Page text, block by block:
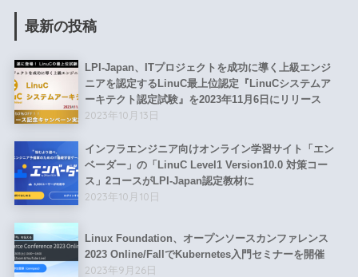
最新の投稿
LPI-Japan、ITプロジェクトを成功に導く上級エンジ
ニアを認定するLinuC最上位認定『LinuCシステムア
ーキテクト認定試験』を2023年11月6日にリリース
2023年10月13日
インフラエンジニア向けオンライン学習サイト「エン
ベーダー」の「LinuC Level1 Version10.0 対策コー
ス」2コースがLPI-Japan認定教材に
2023年10月10日
Linux Foundation、オープンソースカンファレンス
2023 Online/FallでKubernetes入門セミナーを開催
2023年9月26日